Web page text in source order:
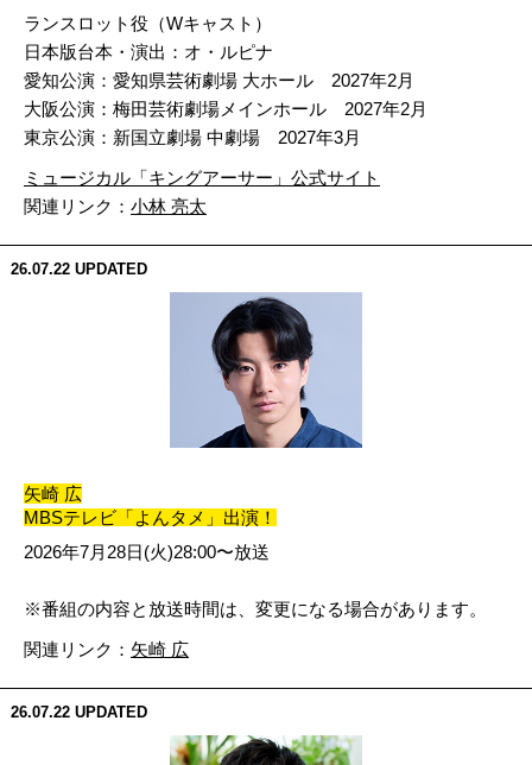
ランスロット役（Wキャスト）
日本版台本・演出：オ・ルピナ
愛知公演：愛知県芸術劇場 大ホール 2027年2月
大阪公演：梅田芸術劇場メインホール 2027年2月
東京公演：新国立劇場 中劇場 2027年3月
ミュージカル「キングアーサー」公式サイト
関連リンク： 小林 亮太
26.07.22 UPDATED
矢崎 広
MBSテレビ「よんタメ」出演！
2026年7月28日(火)28:00〜放送
※番組の内容と放送時間は、変更になる場合があります。
関連リンク： 矢崎 広
26.07.22 UPDATED